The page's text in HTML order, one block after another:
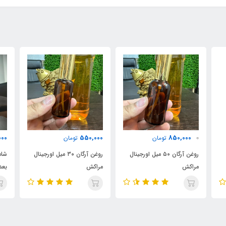
550,000 تومان
روغن آرگان ۳۰ میل اورجینال
مراکش
600,000 تومان
شامپو براق کننده مخصوص
بعد کراتین دور آبی